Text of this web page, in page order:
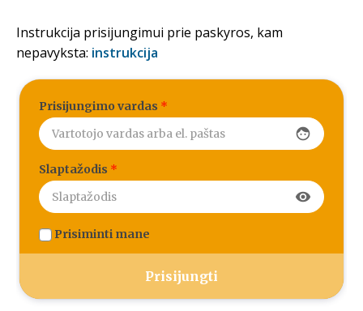
Instrukcija prisijungimui prie paskyros, kam
nepavyksta: instrukcija
Prisijungimo vardas *
face
Slaptažodis *
visibility
Prisiminti mane